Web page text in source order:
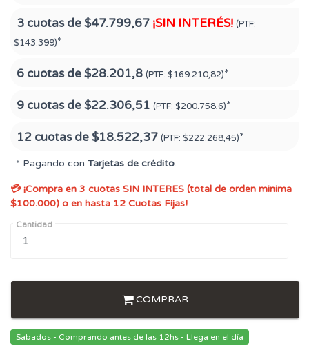
3 cuotas de$47.799,67 ¡SIN INTERÉS! (PTF:
$143.399)*
6 cuotas de$28.201,8 (PTF: $169.210,82)*
9 cuotas de$22.306,51 (PTF: $200.758,6)*
12 cuotas de$18.522,37 (PTF: $222.268,45)*
* Pagando con Tarjetas de crédito.
💳 ¡Compra en 3 cuotas SIN INTERES (total de orden minima
$100.000) o en hasta 12 Cuotas Fijas!
Cantidad
COMPRAR
Sabados - Comprando antes de las 12hs - Llega en el día